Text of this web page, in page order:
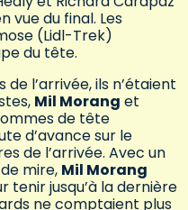
vue du final. Les
(Lidl-Trek)
du tête.
l’arrivée, ils n’étaient
Mil Morang et
de tête
d’avance sur le
de l’arrivée. Avec un
mire, Mil Morang
tenir jusqu’à la dernière
ne comptaient plus